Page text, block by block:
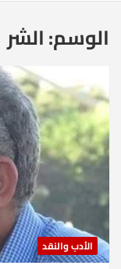
الوسم:الشر
الأدب والنقد